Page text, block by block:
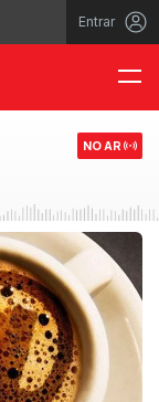
Entrar
NO AR